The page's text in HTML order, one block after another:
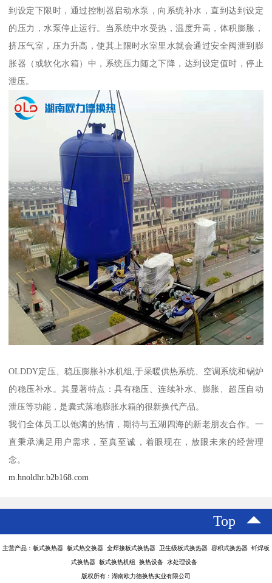
到设定下限时，通过控制器启动水泵，向系统补水，直到达到设定
的压力，水泵停止运行。当系统中水受热，温度升高，体积膨胀，
挤压气室，压力升高，使其上限时水室里水就会通过安全阀泄到膨
胀器（或软化水箱）中，系统压力随之下降，达到设定值时，停止
泄压。
OLDDY定压、稳压膨胀补水机组,于采暖供热系统、空调系统和锅炉
的稳压补水。其显著特点：具有稳压、连续补水、膨胀、超压自动
泄压等功能，是囊式落地膨胀水箱的很新换代产品。
我们全体员工以饱满的热情，期待与五湖四海的新老朋友合作。一
直秉承满足用户需求，至真至诚，着眼现在，放眼未来的经营理
念。
m.hnoldhr.b2b168.com
Top
主营产品：板式换热器 板式热交换器 全焊接板式换热器 卫生级板式换热器 容积式换热器 钎焊板
式换热器 板式换热机组 换热设备 水处理设备
版权所有：湖南欧力德换热实业有限公司